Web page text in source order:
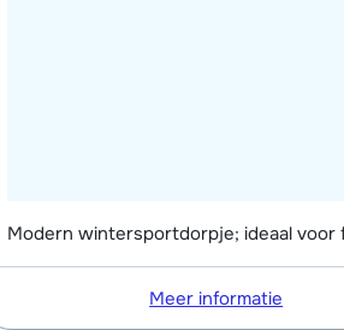
Modern wintersportdorpje; ideaal voor
Meer informatie